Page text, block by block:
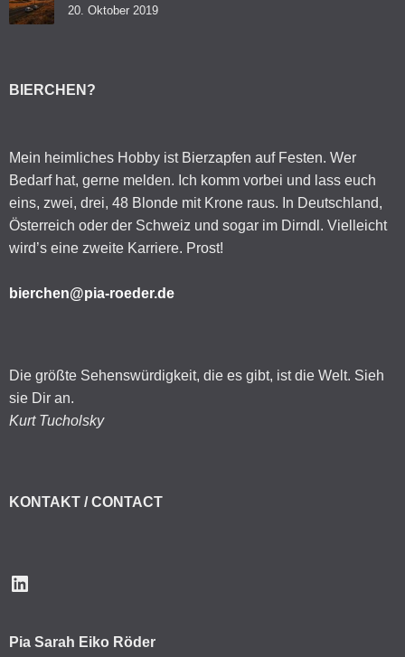
20. Oktober 2019
BIERCHEN?
Mein heimliches Hobby ist Bierzapfen auf Festen. Wer
Bedarf hat, gerne melden. Ich komm vorbei und lass euch
eins, zwei, drei, 48 Blonde mit Krone raus. In Deutschland,
Österreich oder der Schweiz und sogar im Dirndl. Vielleicht
wird’s eine zweite Karriere. Prost!
bierchen@pia-roeder.de
Die größte Sehenswürdigkeit, die es gibt, ist die Welt. Sieh
sie Dir an.
Kurt Tucholsky
KONTAKT / CONTACT
LinkedIn
Pia Sarah Eiko Röder